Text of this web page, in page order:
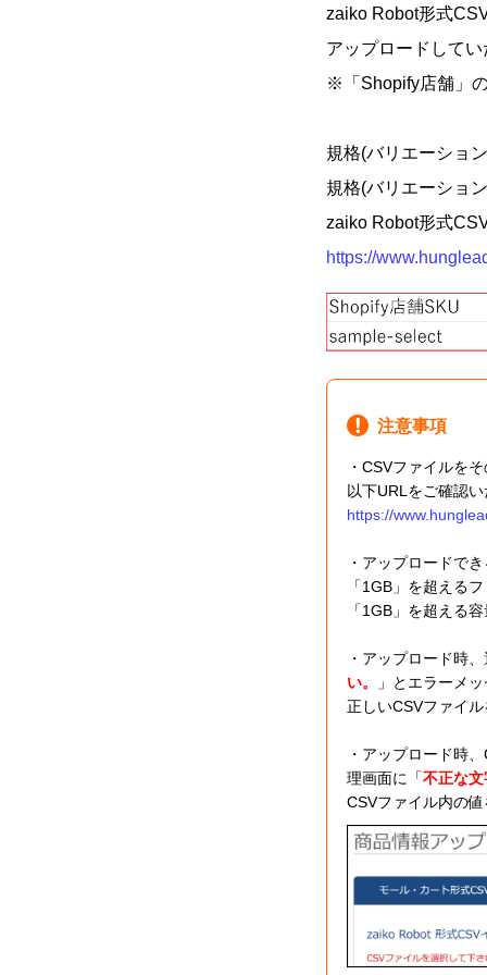
zaiko Robot形式
アップロードして
※「Shopify店舗」
規格(バリエーショ
規格(バリエーショ
zaiko Robot形式
https://
注意事項
・CSVファイルを
以下URLをご確認
https://
・アップロードで
「1GB」を超える
「1GB」を超える
・アップロード時
い。
」とエラーメ
正しいCSVファイ
・アップロード時
理画面に「不正な
CSVファイル内の